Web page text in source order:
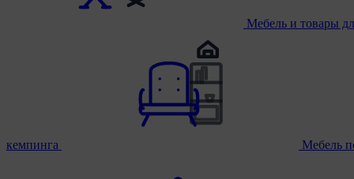
Мебель и товары
кемпинга Мебель